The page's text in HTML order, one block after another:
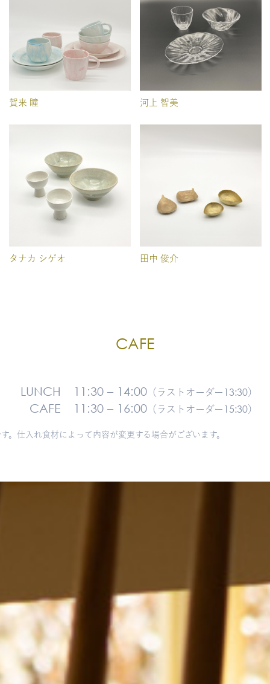
賀来 瞳 河上 智美
タナカ シゲオ 田中 俊介
CAFE
LUNCH 11:30 – 14:00 （ラストオーダー13:30）
CAFE 11:30 – 16:00 （ラストオーダー15:30）
。仕入れ食材によって内容が変更する場合がございます。